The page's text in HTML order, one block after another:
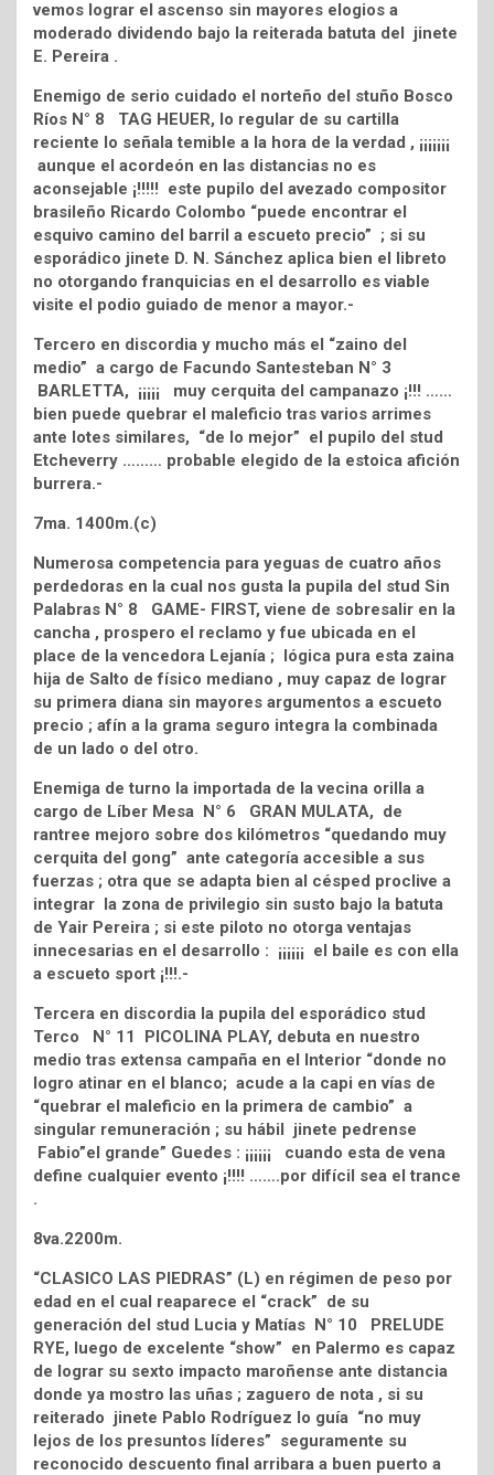
vemos lograr el ascenso sin mayores elogios a
moderado dividendo bajo la reiterada batuta del jinete
E. Pereira .
Enemigo de serio cuidado el norteño del stuño Bosco
Ríos N° 8 TAG HEUER, lo regular de su cartilla
reciente lo señala temible a la hora de la verdad , ¡¡¡¡¡¡¡
aunque el acordeón en las distancias no es
aconsejable ¡!!!!! este pupilo del avezado compositor
brasileño Ricardo Colombo “puede encontrar el
esquivo camino del barril a escueto precio” ; si su
esporádico jinete D. N. Sánchez aplica bien el libreto
no otorgando franquicias en el desarrollo es viable
visite el podio guiado de menor a mayor.-
Tercero en discordia y mucho más el “zaino del
medio” a cargo de Facundo Santesteban N° 3
BARLETTA, ¡¡¡¡¡ muy cerquita del campanazo ¡!!! ……
bien puede quebrar el maleficio tras varios arrimes
ante lotes similares, “de lo mejor” el pupilo del stud
Etcheverry ……… probable elegido de la estoica afición
burrera.-
7ma. 1400m.(c)
Numerosa competencia para yeguas de cuatro años
perdedoras en la cual nos gusta la pupila del stud Sin
Palabras N° 8 GAME- FIRST, viene de sobresalir en la
cancha , prospero el reclamo y fue ubicada en el
place de la vencedora Lejanía ; lógica pura esta zaina
hija de Salto de físico mediano , muy capaz de lograr
su primera diana sin mayores argumentos a escueto
precio ; afín a la grama seguro integra la combinada
de un lado o del otro.
Enemiga de turno la importada de la vecina orilla a
cargo de Líber Mesa N° 6 GRAN MULATA, de
rantree mejoro sobre dos kilómetros “quedando muy
cerquita del gong” ante categoría accesible a sus
fuerzas ; otra que se adapta bien al césped proclive a
integrar la zona de privilegio sin susto bajo la batuta
de Yair Pereira ; si este piloto no otorga ventajas
innecesarias en el desarrollo : ¡¡¡¡¡¡ el baile es con ella
a escueto sport ¡!!!.-
Tercera en discordia la pupila del esporádico stud
Terco N° 11 PICOLINA PLAY, debuta en nuestro
medio tras extensa campaña en el Interior “donde no
logro atinar en el blanco; acude a la capi en vías de
“quebrar el maleficio en la primera de cambio” a
singular remuneración ; su hábil jinete pedrense
Fabio”el grande” Guedes : ¡¡¡¡¡¡ cuando esta de vena
define cualquier evento ¡!!!! …….por difícil sea el trance
.
8va.2200m.
“CLASICO LAS PIEDRAS” (L) en régimen de peso por
edad en el cual reaparece el “crack” de su
generación del stud Lucia y Matías N° 10 PRELUDE
RYE, luego de excelente “show” en Palermo es capaz
de lograr su sexto impacto maroñense ante distancia
donde ya mostro las uñas ; zaguero de nota , si su
reiterado jinete Pablo Rodríguez lo guía “no muy
lejos de los presuntos líderes” seguramente su
reconocido descuento final arribara a buen puerto a